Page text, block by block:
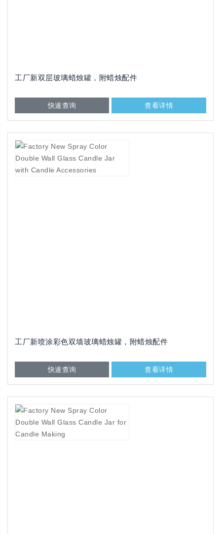
工厂新双层玻璃蜡烛罐，附蜡烛配件
快速查询 查看详情
工厂新喷涂彩色双墙玻璃蜡烛罐，附蜡烛配件
快速查询 查看详情